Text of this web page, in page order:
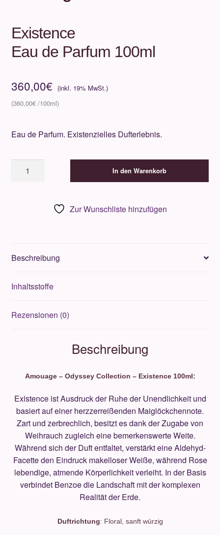
Existence
Eau de Parfum 100ml
360,00€
360,00€
Eau de Parfum. Existenzielles Dufterlebnis.
In den Warenkorb
Zur Wunschliste hinzufügen
Beschreibung
Inhaltsstoffe
Rezensionen (0)
Beschreibung
Amouage – Odyssey Collection – Existence 100ml:
Existence ist Ausdruck der Ruhe der Unendlichkeit und
basiert auf einer herzzerreißenden Maiglöckchennote.
Zart und zerbrechlich, besitzt es dank der Zugabe von
Weihrauch zugleich eine bemerkenswerte Weite.
Während sich der Duft entfaltet, verstärkt eine Aldehyd-
Facette den Eindruck makelloser Weiße, während Rose
lebendige, atmende Körperlichkeit verleiht. In der Basis
verbindet Benzoe die Landschaft mit der komplexen
Realität der Erde.
Duftrichtung: Floral, sanft würzig